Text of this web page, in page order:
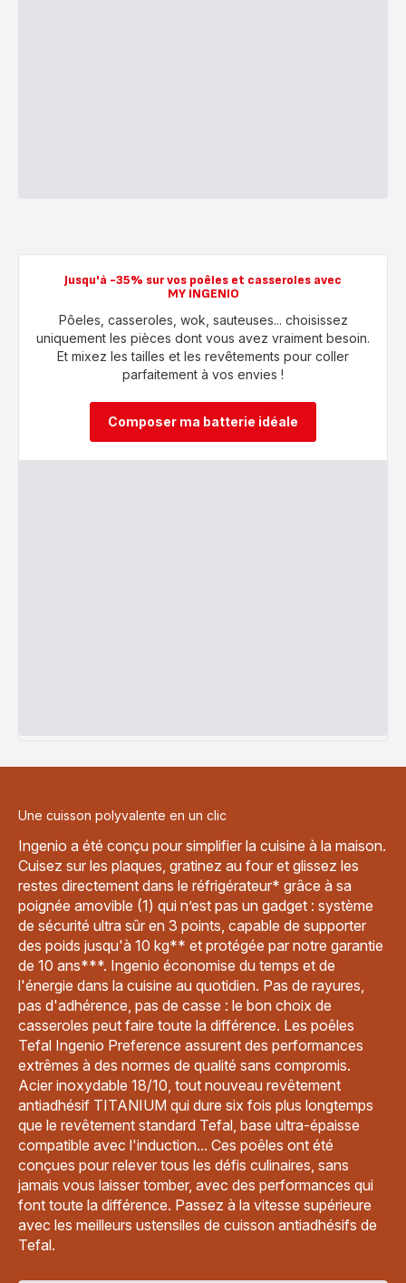
Jusqu'à -35% sur vos poêles et casseroles avec
MY INGENIO
Pôeles, casseroles, wok, sauteuses... choisissez
uniquement les pièces dont vous avez vraiment besoin.
Et mixez les tailles et les revêtements pour coller
parfaitement à vos envies !
Composer ma batterie idéale
Une cuisson polyvalente en un clic
Ingenio a été conçu pour simplifier la cuisine à la maison.
Cuisez sur les plaques, gratinez au four et glissez les
restes directement dans le réfrigérateur* grâce à sa
poignée amovible (1) qui n’est pas un gadget : système
de sécurité ultra sûr en 3 points, capable de supporter
des poids jusqu'à 10 kg** et protégée par notre garantie
de 10 ans***. Ingenio économise du temps et de
l'énergie dans la cuisine au quotidien. Pas de rayures,
pas d'adhérence, pas de casse : le bon choix de
casseroles peut faire toute la différence. Les poêles
Tefal Ingenio Preference assurent des performances
extrêmes à des normes de qualité sans compromis.
Acier inoxydable 18/10, tout nouveau revêtement
antiadhésif TITANIUM qui dure six fois plus longtemps
que le revêtement standard Tefal, base ultra-épaisse
compatible avec l'induction... Ces poêles ont été
conçues pour relever tous les défis culinaires, sans
jamais vous laisser tomber, avec des performances qui
font toute la différence. Passez à la vitesse supérieure
avec les meilleurs ustensiles de cuisson antiadhésifs de
Tefal.